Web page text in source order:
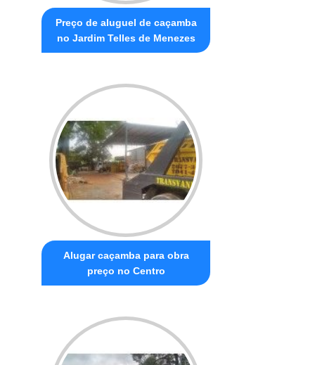
Preço de aluguel de caçamba
no Jardim Telles de Menezes
Alugar caçamba para obra
preço no Centro